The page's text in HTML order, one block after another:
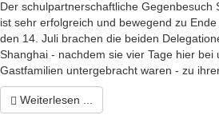
Der schulpartnerschaftliche Gegenbesuch
ist sehr erfolgreich und bewegend zu Ende
den 14. Juli brachen die beiden
Shanghai - nachdem sie vier Tage hier bei
Gastfamilien untergebracht waren - zu
Weiterlesen ...